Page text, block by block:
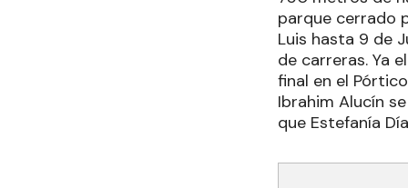
parque cerrado
Luis hasta 9 de
de carreras. Ya
final en el
Ibrahim Alucín
que Estefanía